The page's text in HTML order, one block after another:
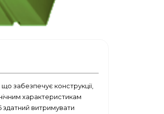
забезпечує конструкції,
характеристикам
витримувати